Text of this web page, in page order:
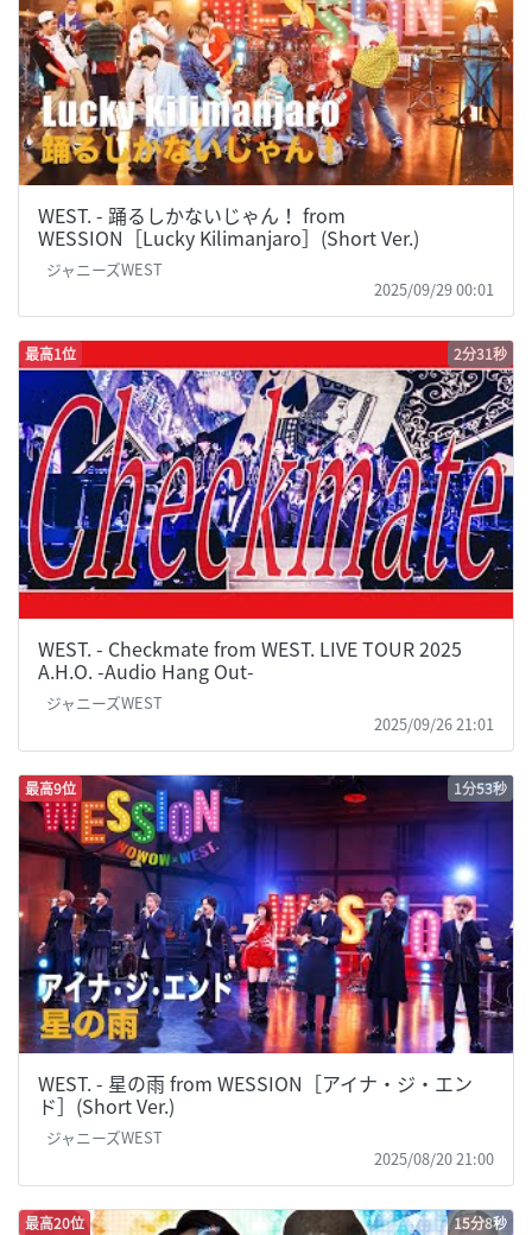
WEST. - 踊るしかないじゃん！ from
WESSION［Lucky Kilimanjaro］(Short Ver.)
ジャニーズWEST
2025/09/29 00:01
最高1位 2分31秒
WEST. - Checkmate from WEST. LIVE TOUR 2025
A.H.O. -Audio Hang Out-
ジャニーズWEST
2025/09/26 21:01
最高9位 1分53秒
WEST. - 星の雨 from WESSION［アイナ・ジ・エン
ド］(Short Ver.)
ジャニーズWEST
2025/08/20 21:00
最高20位 15分8秒